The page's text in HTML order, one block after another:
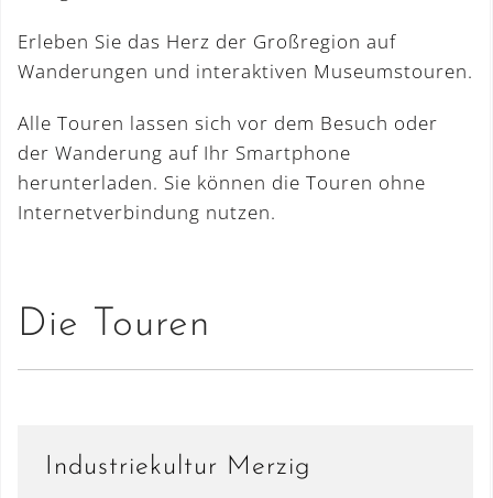
Erleben Sie das Herz der Großregion auf
Wanderungen und interaktiven Museumstouren.
Alle Touren lassen sich vor dem Besuch oder
der Wanderung auf Ihr Smartphone
herunterladen. Sie können die Touren ohne
Internetverbindung nutzen.
Die Touren
Industriekultur Merzig